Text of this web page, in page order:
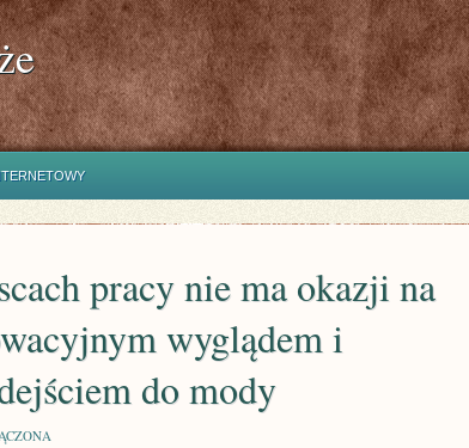
pracy nie ma okazji na
wyglądem i
do mody